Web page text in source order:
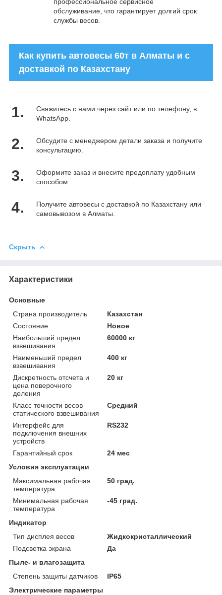
обслуживание, что гарантирует долгий срок
службы весов.
Как купить автовесы 60т в Алматы и с
доставкой по Казахстану
1.
Свяжитесь с нами через сайт или по телефону, в
WhatsApp.
2.
Обсудите с менеджером детали заказа и получите
консультацию.
3.
Оформите заказ и внесите предоплату удобным
способом.
4.
Получите автовесы с доставкой по Казахстану или
самовывозом в Алматы.
Скрыть
Характеристики
Основные
Страна производитель
Казахстан
Состояние
Новое
Наибольший предел
взвешивания
60000 кг
Наименьший предел
взвешивания
400 кг
Дискретность отсчета и
цена поверочного
деления
20 кг
Класс точности весов
статического взвешивания
Средний
Интерфейс для
подключения внешних
устройств
RS232
Гарантийный срок
24 мес
Условия эксплуатации
Максимальная рабочая
температура
50 град.
Минимальная рабочая
температура
-45 град.
Индикатор
Тип дисплея весов
Жидкокристаллический
Подсветка экрана
Да
Пыле- и влагозащита
Степень защиты датчиков
IP65
Электрические параметры